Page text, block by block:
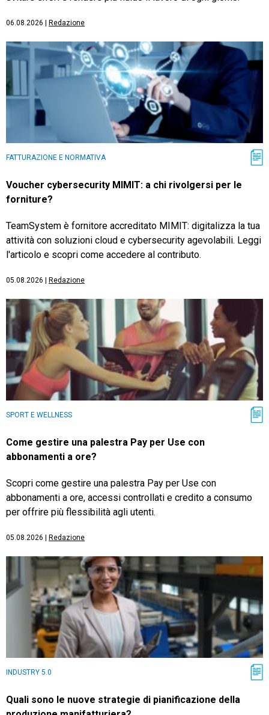
06.08.2026 Redazione
FATTURAZIONE E NORMATIVA
Voucher cybersecurity MIMIT: a chi rivolgersi per le
forniture?
TeamSystem è fornitore accreditato MIMIT: digitalizza la tua
attività con soluzioni cloud e cybersecurity agevolabili. Leggi
l'articolo e scopri come accedere al contributo.
05.08.2026 Redazione
SPORT E WELLNESS
Come gestire una palestra Pay per Use con
abbonamenti a ore?
Scopri come gestire una palestra Pay per Use con
abbonamenti a ore, accessi controllati e credito a consumo
per offrire più flessibilità agli utenti.
05.08.2026 Redazione
INDUSTRY 5.0
Quali sono le nuove strategie di pianificazione della